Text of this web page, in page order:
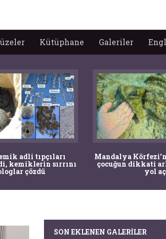
Kütüphane Galeriler
adli tıpçıları
kemiklerin sırrını
çözdü
Mandalya
çocuğun dikkati
yol
SON EKLENEN GALERILER